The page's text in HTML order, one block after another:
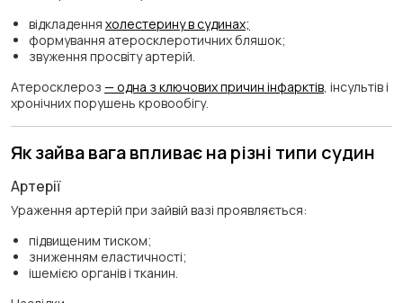
відкладення холестерину в судинах;
формування атеросклеротичних бляшок;
звуження просвіту артерій.
Атеросклероз — одна з ключових причин інфарктів, інсультів і
хронічних порушень кровообігу.
Як зайва вага впливає на різні типи судин
Артерії
Ураження артерій при зайвій вазі проявляється:
підвищеним тиском;
зниженням еластичності;
ішемією органів і тканин.